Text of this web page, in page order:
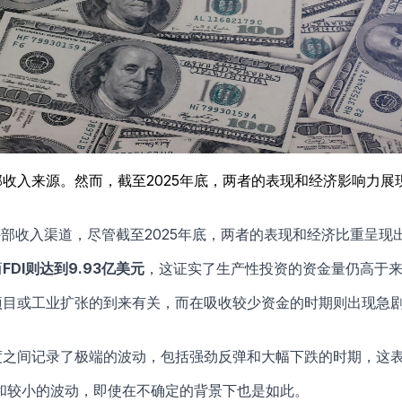
入来源。然而，截至2025年底，两者的表现和经济影响力
收入渠道，尽管截至2025年底，两者的表现和经济比重呈现
FDI则达到9.93亿美元 ，这证实了生产性投资的资金量仍高于
或工业扩张的到来有关，而在吸收较少资金的时期则出现
间记录了极端的波动，包括强劲反弹和大幅下跌的时期，这
小的波动，即使在不确定的背景下也是如此。